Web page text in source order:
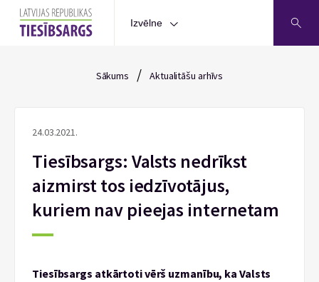
Izvēlne
Sākums / Aktualitāšu arhīvs
24.03.2021.
Tiesībsargs: Valsts nedrīkst
aizmirst tos iedzīvotājus,
kuriem nav pieejas internetam
Tiesībsargs atkārtoti vērš uzmanību, ka Valsts